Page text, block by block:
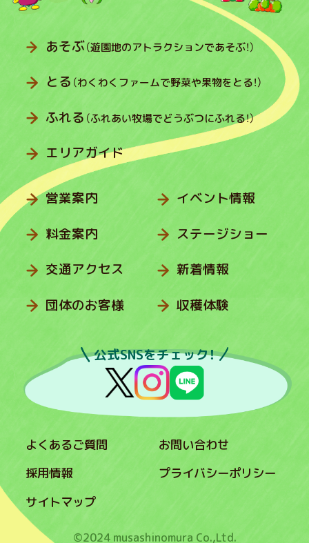
あそぶ（遊園地のアトラクションであそぶ！）
とる （わくわくファームで野菜や果物をとる！）
ふれる （ふれあい牧場でどうぶつにふれる！）
エリアガイド
営業案内
料金案内
交通アクセス
団体のお客様
イベント情報
ステージショー
新着情報
収穫体験
公式SNSをチェック！
よくあるご質問
お問い合わせ
採用情報
プライバシーポリシー
サイトマップ
©2024 musashinomura Co.,Ltd.